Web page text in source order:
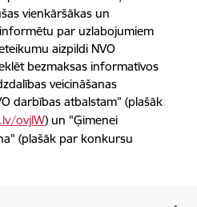
vienkāršākas un
par uzlabojumiem
aizpildi NVO
bezmaksas informatīvos
veicināšanas
darbības atbalstam” (plašāk
ovjlW​) un "Ģimenei
(plašāk par konkursu